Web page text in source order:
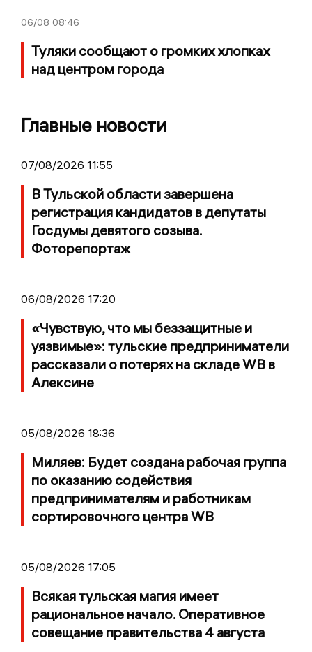
06/08 08:46
Туляки сообщают о громких хлопках
над центром города
Главные новости
07/08/2026 11:55
В Тульской области завершена
регистрация кандидатов в депутаты
Госдумы девятого созыва.
Фоторепортаж
06/08/2026 17:20
«Чувствую, что мы беззащитные и
уязвимые»: тульские предприниматели
рассказали о потерях на складе WB в
Алексине
05/08/2026 18:36
Миляев: Будет создана рабочая группа
по оказанию содействия
предпринимателям и работникам
сортировочного центра WB
05/08/2026 17:05
Всякая тульская магия имеет
рациональное начало. Оперативное
совещание правительства 4 августа